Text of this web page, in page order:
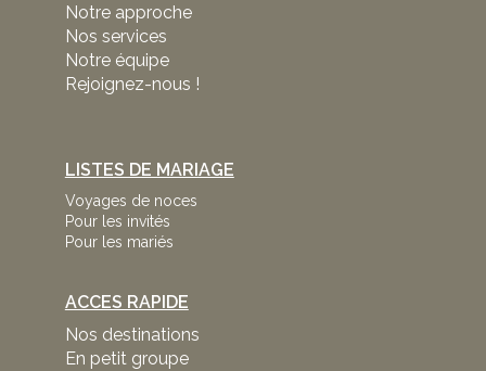
Notre approche
Nos services
Notre équipe
Rejoignez-nous !
LISTES DE MARIAGE
Voyages de noces
Pour les invités
Pour les mariés
ACCES RAPIDE
Nos destinations
En petit groupe